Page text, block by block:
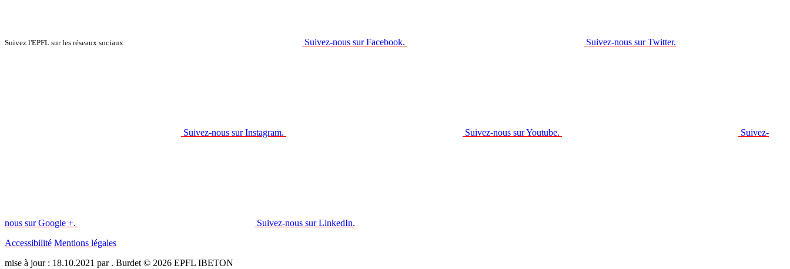
Suivez l'EPFL sur les réseaux sociaux Suivez-nous sur Facebook. Suivez-nous sur Twitter.
Suivez-nous sur Instagram. Suivez-nous sur Youtube. Suivez-
nous sur Google +.
Suivez-nous sur LinkedIn.
Accessibilité Mentions légales
mise à jour : 18.10.2021 par . Burdet © 2026 EPFL IBETON